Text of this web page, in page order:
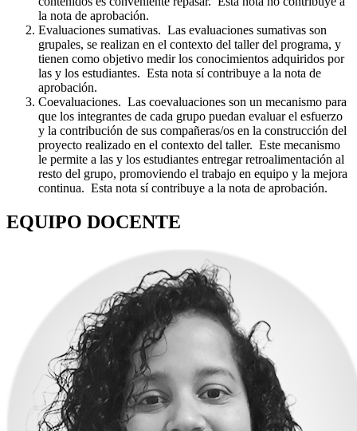
la nota de aprobación.
Evaluaciones sumativas. Las evaluaciones sumativas son
grupales, se realizan en el contexto del taller del programa, y
tienen como objetivo medir los conocimientos adquiridos por
las y los estudiantes. Esta nota sí contribuye a la nota de
aprobación.
Coevaluaciones. Las coevaluaciones son un mecanismo para
que los integrantes de cada grupo puedan evaluar el esfuerzo
y la contribución de sus compañeras/os en la construcción del
proyecto realizado en el contexto del taller. Este mecanismo
le permite a las y los estudiantes entregar retroalimentación al
resto del grupo, promoviendo el trabajo en equipo y la mejora
continua. Esta nota sí contribuye a la nota de aprobación.
EQUIPO DOCENTE